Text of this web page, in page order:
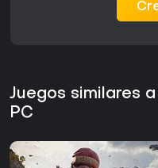
Juegos similares
PC